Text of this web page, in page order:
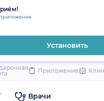
Установить
Приложение
Врачи